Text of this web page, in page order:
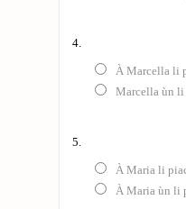
4.
À Marcella li
Marcella ùn li
5.
À Maria li
À Maria ùn li